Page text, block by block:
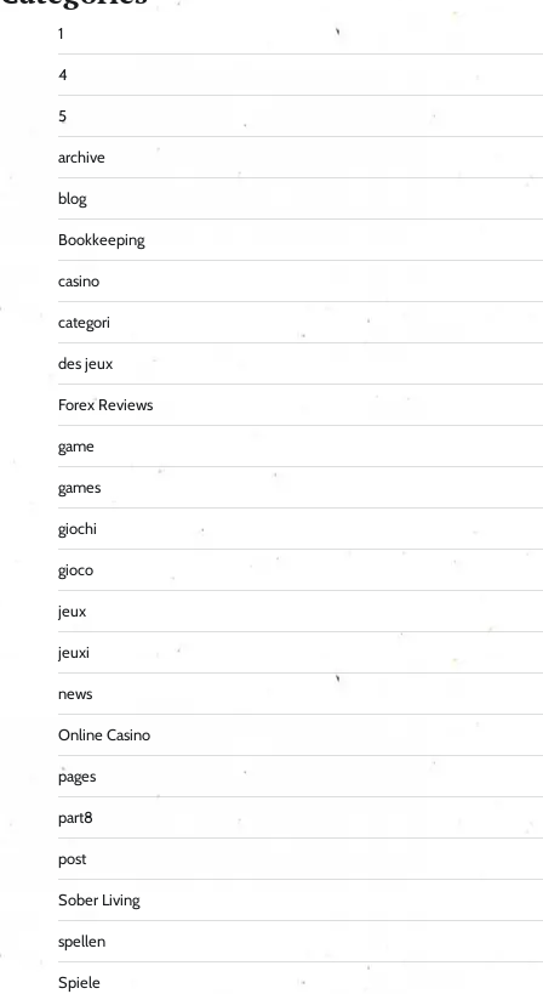
1
4
5
archive
blog
Bookkeeping
casino
categori
des jeux
Forex Reviews
game
games
giochi
gioco
jeux
jeuxi
news
Online Casino
pages
part8
post
Sober Living
spellen
Spiele